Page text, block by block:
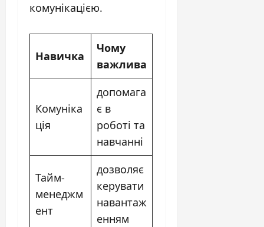
комунікацією.
Навичка
Чому
важлива
Комуніка
ція
допомага
є в
роботі та
навчанні
Тайм-
менеджм
ент
дозволяє
керувати
навантаж
енням